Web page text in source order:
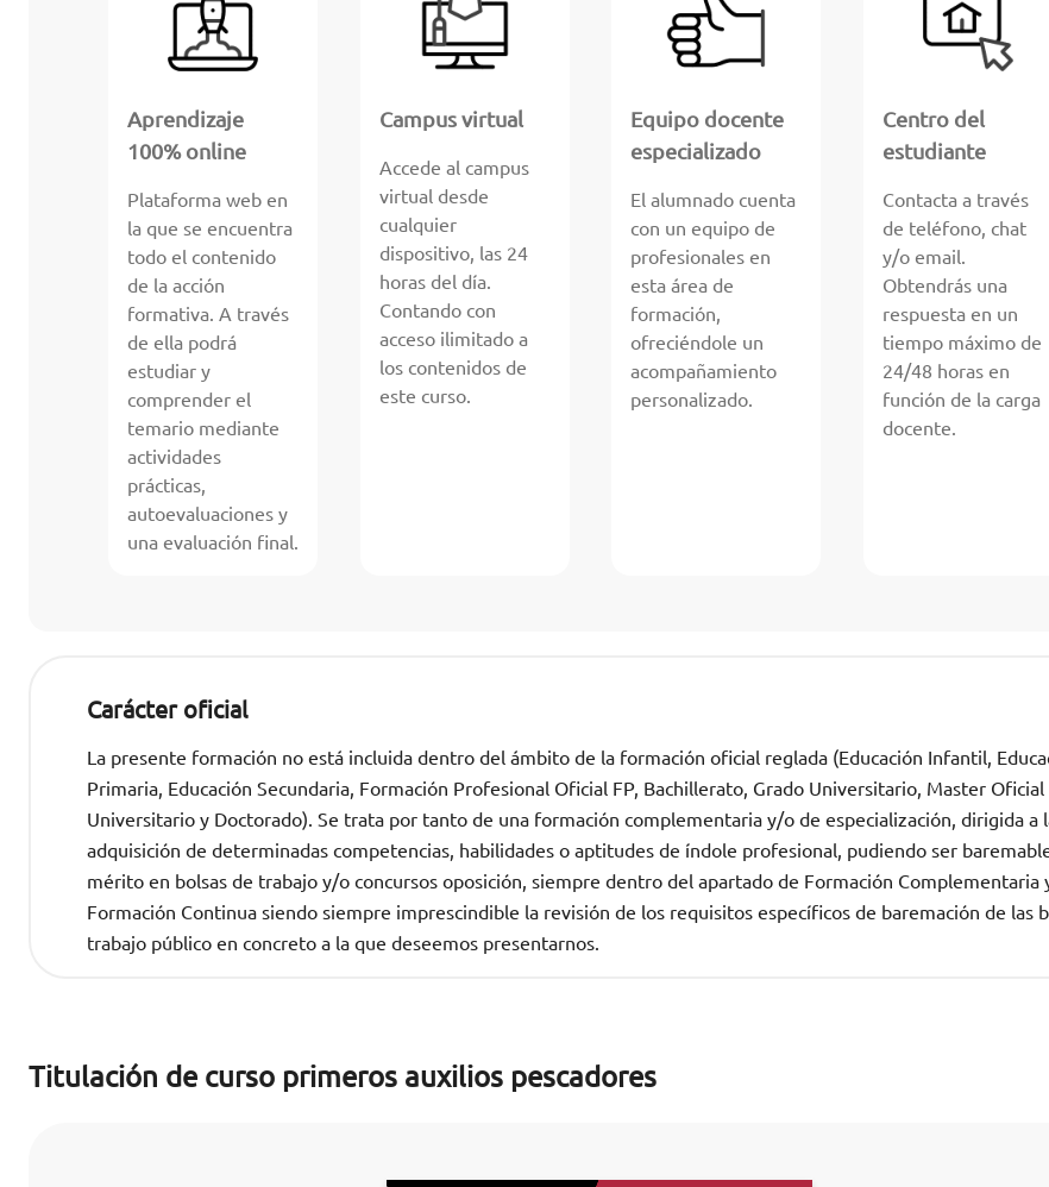
Aprendizaje
100% online
Plataforma web en
la que se encuentra
todo el contenido
de la acción
formativa. A través
de ella podrá
estudiar y
comprender el
temario mediante
actividades
prácticas,
autoevaluaciones y
una evaluación final.
Campus virtual
Accede al campus
virtual desde
cualquier
dispositivo, las 24
horas del día.
Contando con
acceso ilimitado a
los contenidos de
este curso.
Equipo docente
especializado
El alumnado cuenta
con un equipo de
profesionales en
esta área de
formación,
ofreciéndole un
acompañamiento
personalizado.
Centro del
estudiante
Contacta a través
de teléfono, chat
y/o email.
Obtendrás una
respuesta en un
tiempo máximo de
24/48 horas en
función de la carga
docente.
Carácter oficial
La presente formación no está incluida dentro del ámbito de la formación oficial reglada (Educación Infantil,
Primaria, Educación Secundaria, Formación Profesional Oficial FP, Bachillerato, Grado Universitario, Master Oficial
Universitario y Doctorado). Se trata por tanto de una formación complementaria y/o de especialización, dirigida a
adquisición de determinadas competencias, habilidades o aptitudes de índole profesional, pudiendo ser
mérito en bolsas de trabajo y/o concursos oposición, siempre dentro del apartado de Formación Complementaria
Formación Continua siendo siempre imprescindible la revisión de los requisitos específicos de baremación de las
trabajo público en concreto a la que deseemos presentarnos.
Titulación de curso primeros auxilios pescadores